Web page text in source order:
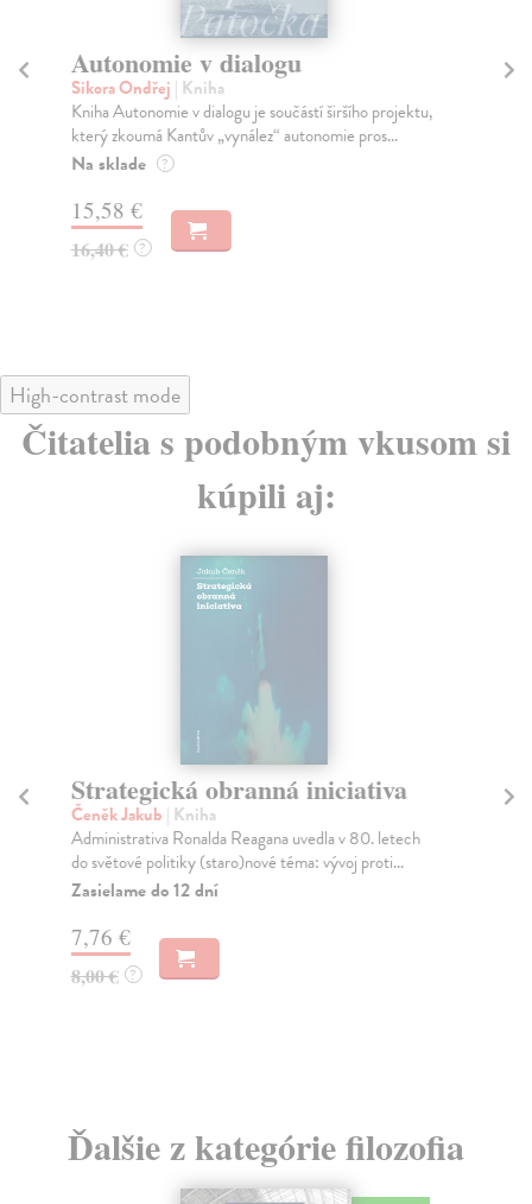
Autonomie v dialogu
Sikora Ondřej | Kniha
Kniha Autonomie v dialogu je součástí širšího projektu,
který zkoumá Kantův „vynález“ autonomie pros...
Na sklade ?
15,58 €
16,40 € ?
High-contrast mode
Čitatelia s podobným vkusom si
kúpili aj:
Strategická obranná iniciativa
Čeněk Jakub | Kniha
Administrativa Ronalda Reagana uvedla v 80. letech
do světové politiky (staro)nové téma: vývoj proti...
Zasielame do 12 dní
7,76 €
8,00 € ?
Ďalšie z kategórie filozofia